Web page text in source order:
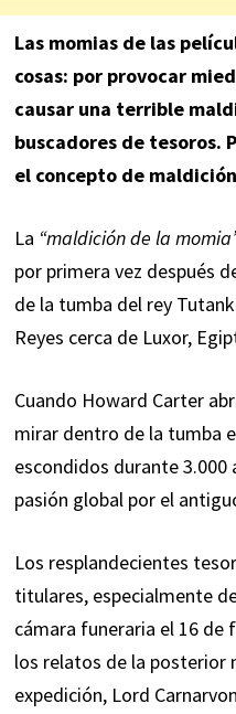
Las momias de las
cosas: por provocar
causar una terrible
buscadores de tesoros.
el concepto de
La “maldición de la
por primera vez después
de la tumba del rey
Reyes cerca de Luxor,
Cuando Howard Carter
mirar dentro de la tumba
escondidos durante
pasión global por el
Los resplandecientes
titulares, especialmente
cámara funeraria el 16 de
los relatos de la posterior
expedición, Lord